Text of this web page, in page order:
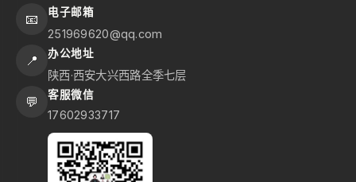
📧 电子邮箱
251969620@qq.com
📍 办公地址
陕西·西安大兴西路全季七层
💬 客服微信
17602933717